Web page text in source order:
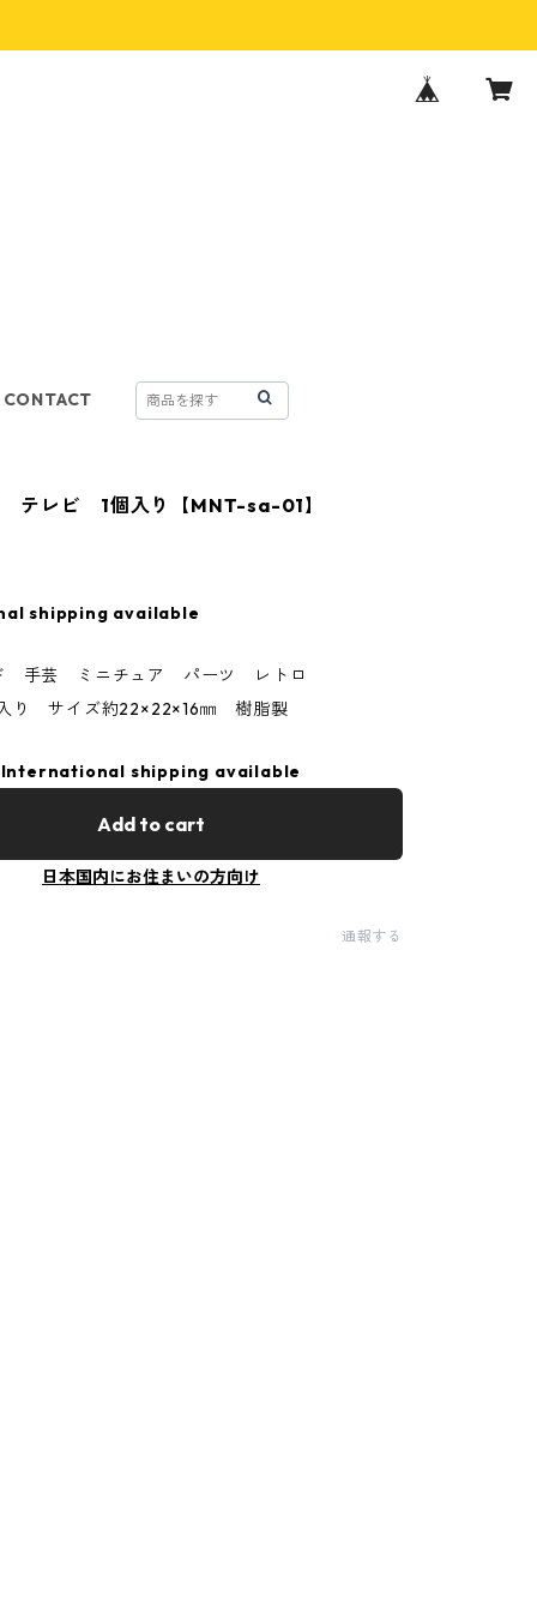
CONTACT
テレビ 1個入り【MNT-sa-01】
shipping available
手芸 ミニチュア パーツ レトロ
り サイズ約22×22×16㎜ 樹脂製
International shipping available
Add to cart
日本国内にお住まいの方向け
通報する